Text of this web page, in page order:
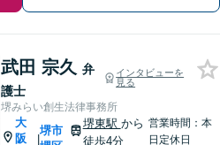
武田 宗久 弁
護士
インタビューを
見る
堺みらい創生法律事務所
大
阪
|
堺市
堺東駅 から
徒歩4分
営業時間：本
日定休日